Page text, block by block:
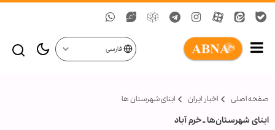
فارسی
صفحه اصلی اخبار ایران ابنای شهرستان ها
ابنای شهرستان‌ها ـ خرم آباد